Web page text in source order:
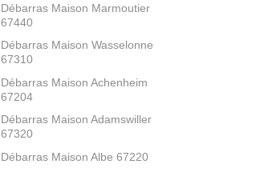
Débarras Maison Marmoutier
67440
Débarras Maison Wasselonne
67310
Débarras Maison Achenheim
67204
Débarras Maison Adamswiller
67320
Débarras Maison Albe 67220